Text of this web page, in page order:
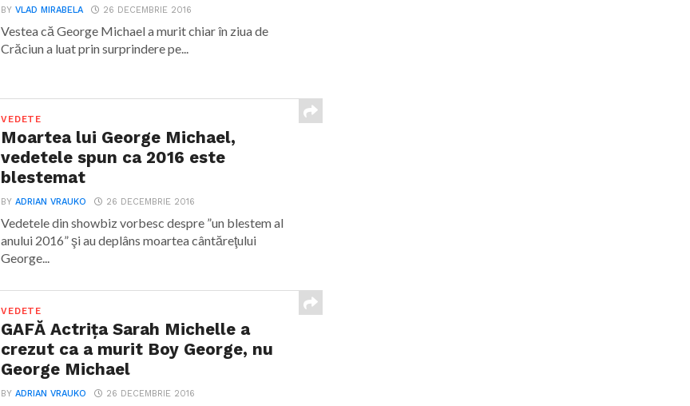
BYVLAD MIRABELA 26 DECEMBRIE 2016
Vestea că George Michael a murit chiar în ziua de
Crăciun a luat prin surprindere pe...
VEDETE
Moartea lui George Michael,
vedetele spun ca 2016 este
blestemat
BYADRIAN VRAUKO 26 DECEMBRIE 2016
Vedetele din showbiz vorbesc despre ”un blestem al
anului 2016” şi au deplâns moartea cântăreţului
George...
VEDETE
GAFĂ Actrița Sarah Michelle a
crezut ca a murit Boy George, nu
George Michael
BYADRIAN VRAUKO 26 DECEMBRIE 2016